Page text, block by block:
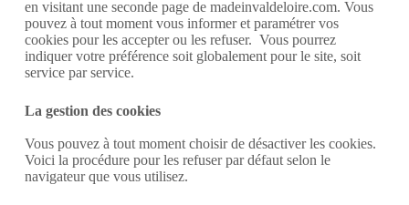
en visitant une seconde page de madeinvaldeloire.com. Vous
pouvez à tout moment vous informer et paramétrer vos
cookies pour les accepter ou les refuser. Vous pourrez
indiquer votre préférence soit globalement pour le site, soit
service par service.
La gestion des cookies
Vous pouvez à tout moment choisir de désactiver les cookies.
Voici la procédure pour les refuser par défaut selon le
navigateur que vous utilisez.